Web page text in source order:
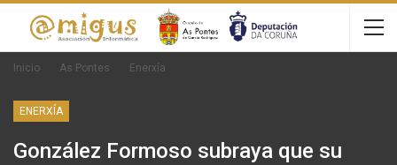
Inicio As Pontes Enerxía
ENERXÍA
González Formoso subraya que su